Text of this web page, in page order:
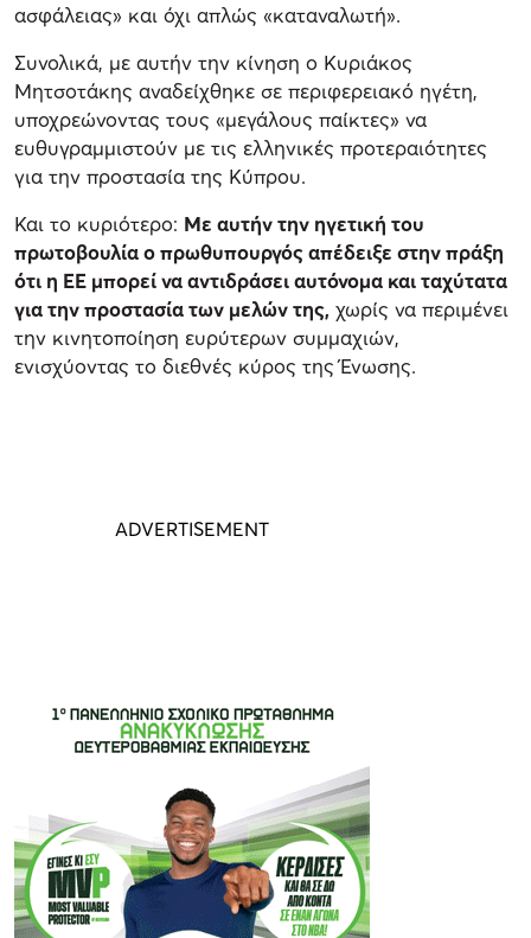
ασφάλειας» και όχι απλώς «καταναλωτή».
Συνολικά, με αυτήν την κίνηση ο Κυριάκος
Μητσοτάκης αναδείχθηκε σε περιφερειακό ηγέτη,
υποχρεώνοντας τους «μεγάλους παίκτες» να
ευθυγραμμιστούν με τις ελληνικές προτεραιότητες
για την προστασία της Κύπρου.
Και το κυριότερο: Με αυτήν την ηγετική του
πρωτοβουλία ο πρωθυπουργός απέδειξε στην πράξη
ότι η ΕΕ μπορεί να αντιδράσει αυτόνομα και ταχύτατα
για την προστασία των μελών της, χωρίς να περιμένει
την κινητοποίηση ευρύτερων συμμαχιών,
ενισχύοντας το διεθνές κύρος της Ένωσης.